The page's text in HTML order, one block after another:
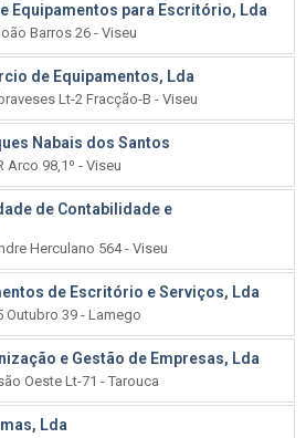
Equipamentos para Escritório, Lda
Barros 26 - Viseu
de Equipamentos, Lda
Lt-2 Fracção-B - Viseu
Nabais dos Santos
Arco 98,1º - Viseu
de Contabilidade e
Herculano 564 - Viseu
de Escritório e Serviços, Lda
Outubro 39 - Lamego
e Gestão de Empresas, Lda
Oeste Lt-71 - Tarouca
Lda